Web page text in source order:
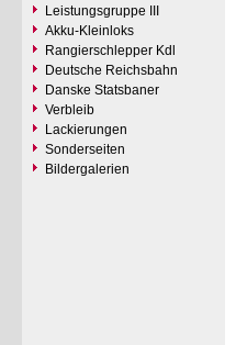
Leistungsgruppe III
Akku-Kleinloks
Rangierschlepper Kdl
Deutsche Reichsbahn
Danske Statsbaner
Verbleib
Lackierungen
Sonderseiten
Bildergalerien